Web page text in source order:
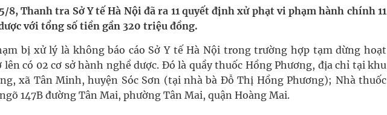
Barbershop dành nguồn lực cho môi trường và cộng đồng
tiền của người bệnh bảo hiểm y tế nếu không đăng ký khám theo yêu
tiến triển quá âm thầm
8, Thanh tra Sở Y tế Hà Nội đã ra 11 quyết định xử phạt vi phạm hành chính 11
với tổng số tiền gần 320 triệu đồng.
bị xử lý là không báo cáo Sở Y tế Hà Nội trong trường hợp tạm dừng hoạt
có 02 cơ sở hành nghề dược. Đó là quầy thuốc Hồng Phương, địa chỉ tại khu
xã Tân Minh, huyện Sóc Sơn (tại nhà bà Đỗ Thị Hồng Phương); Nhà thuốc
147B đường Tân Mai, phường Tân Mai, quận Hoàng Mai.